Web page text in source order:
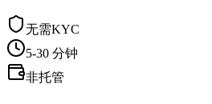
无需KYC
5-30 分钟
非托管